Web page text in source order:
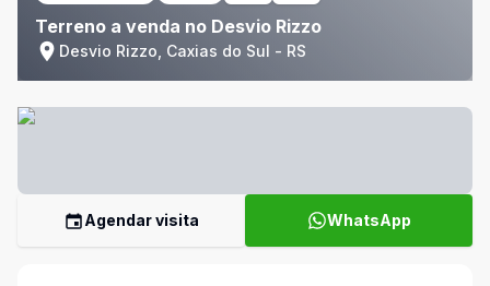
Terreno a venda no Desvio Rizzo
Desvio Rizzo, Caxias do Sul - RS
Agendar visita WhatsApp